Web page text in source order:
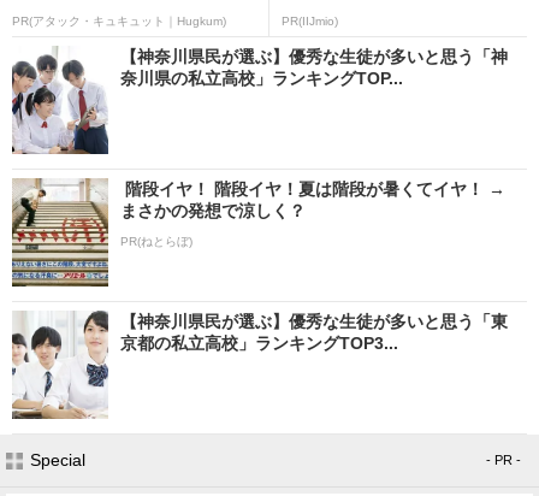
PR(アタック・キュキュット｜Hugkum) PR(IIJmio)
【神奈川県民が選ぶ】優秀な生徒が多いと思う「神
奈川県の私立高校」ランキングTOP...
階段イヤ！ 階段イヤ！夏は階段が暑くてイヤ！ →
まさかの発想で涼しく？
PR(ねとらぼ)
【神奈川県民が選ぶ】優秀な生徒が多いと思う「東
京都の私立高校」ランキングTOP3...
Special - PR -